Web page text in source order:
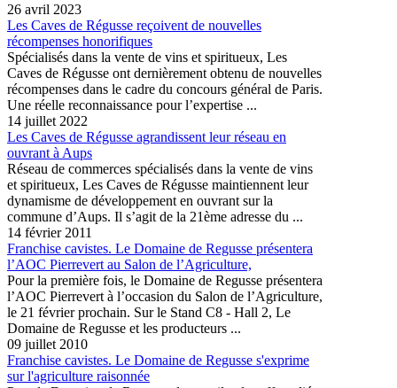
26 avril 2023
Les Caves de Régusse reçoivent de nouvelles
récompenses honorifiques
Spécialisés dans la vente de vins et spiritueux, Les
Caves de Régusse ont dernièrement obtenu de nouvelles
récompenses dans le cadre du concours général de Paris.
Une réelle reconnaissance pour l’expertise ...
14 juillet 2022
Les Caves de Régusse agrandissent leur réseau en
ouvrant à Aups
Réseau de commerces spécialisés dans la vente de vins
et spiritueux, Les Caves de Régusse maintiennent leur
dynamisme de développement en ouvrant sur la
commune d’Aups. Il s’agit de la 21ème adresse du ...
14 février 2011
Franchise cavistes. Le Domaine de Regusse présentera
l’AOC Pierrevert au Salon de l’Agriculture,
Pour la première fois, le Domaine de Regusse présentera
l’AOC Pierrevert à l’occasion du Salon de l’Agriculture,
le 21 février prochain. Sur le Stand C8 - Hall 2, Le
Domaine de Regusse et les producteurs ...
09 juillet 2010
Franchise cavistes. Le Domaine de Regusse s'exprime
sur l'agriculture raisonnée